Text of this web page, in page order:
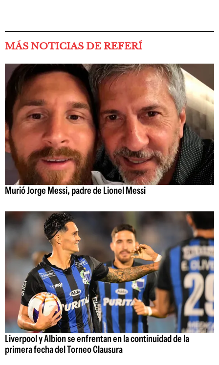
MÁS NOTICIAS DE REFERÍ
Murió Jorge Messi, padre de Lionel Messi
Liverpool y Albion se enfrentan en la continuidad de la
primera fecha del Torneo Clausura